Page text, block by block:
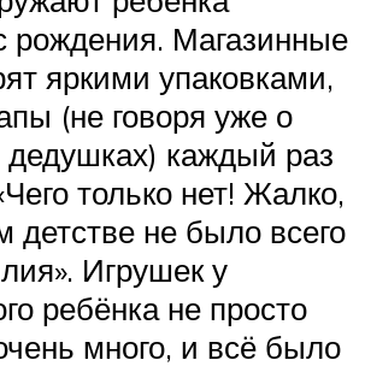
рождения. Магазинные
яркими упаковками,
(не говоря уже о
каждый раз
только нет! Жалко,
детстве не было всего
Игрушек у
ребёнка не просто
много, и всё было